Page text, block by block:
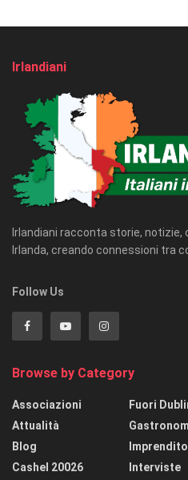
Irlandiani
Irlandiani racconta storie, notizie,
Irlanda, creando connessioni tra
Follow Us
Browse by Category
Associazioni
Attualità
Blog
Cashel 20026
Fuori
Interviste